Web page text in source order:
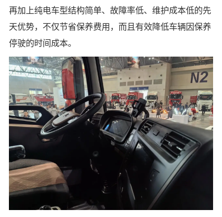
再加上纯电车型结构简单、故障率低、维护成本低的先
天优势，不仅节省保养费用，而且有效降低车辆因保养
停驶的时间成本。